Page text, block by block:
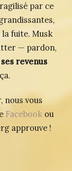
par ce
fuite. Musk
— pardon,
revenus
nous vous
Facebook ou
approuve !